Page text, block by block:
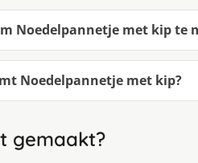
Noedelpannetje met kip te
Noedelpannetje met kip?
gemaakt?